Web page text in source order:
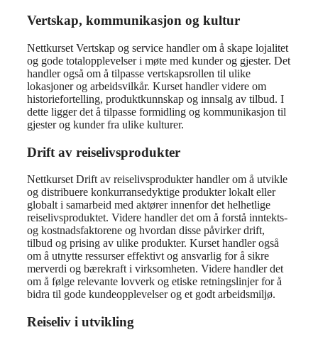
Vertskap, kommunikasjon og kultur
Nettkurset Vertskap og service handler om å skape lojalitet
og gode totalopplevelser i møte med kunder og gjester. Det
handler også om å tilpasse vertskapsrollen til ulike
lokasjoner og arbeidsvilkår. Kurset handler videre om
historiefortelling, produktkunnskap og innsalg av tilbud. I
dette ligger det å tilpasse formidling og kommunikasjon til
gjester og kunder fra ulike kulturer.
Drift av reiselivsprodukter
Nettkurset Drift av reiselivsprodukter handler om å utvikle
og distribuere konkurransedyktige produkter lokalt eller
globalt i samarbeid med aktører innenfor det helhetlige
reiselivsproduktet. Videre handler det om å forstå inntekts-
og kostnadsfaktorene og hvordan disse påvirker drift,
tilbud og prising av ulike produkter. Kurset handler også
om å utnytte ressurser effektivt og ansvarlig for å sikre
merverdi og bærekraft i virksomheten. Videre handler det
om å følge relevante lovverk og etiske retningslinjer for å
bidra til gode kundeopplevelser og et godt arbeidsmiljø.
Reiseliv i utvikling